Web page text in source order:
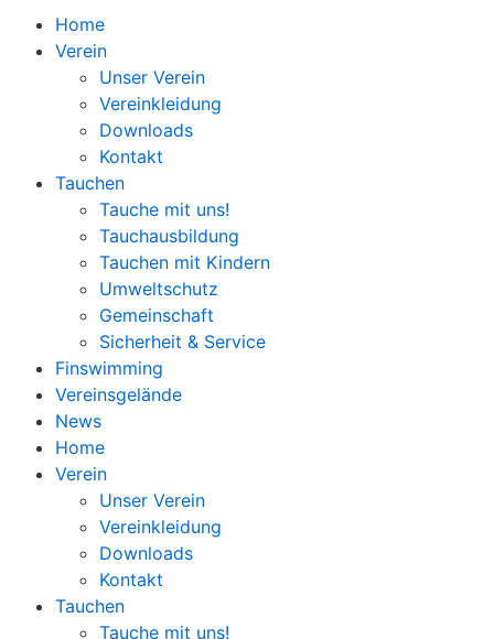
Home
Verein
Unser Verein
Vereinkleidung
Downloads
Kontakt
Tauchen
Tauche mit uns!
Tauchausbildung
Tauchen mit Kindern
Umweltschutz
Gemeinschaft
Sicherheit & Service
Finswimming
Vereinsgelände
News
Home
Verein
Unser Verein
Vereinkleidung
Downloads
Kontakt
Tauchen
Tauche mit uns!